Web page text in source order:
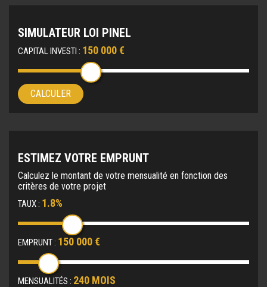
SIMULATEUR LOI PINEL
CAPITAL INVESTI : 150 000 €
CALCULER
ESTIMEZ VOTRE EMPRUNT
Calculez le montant de votre mensualité en fonction des
critères de votre projet
TAUX : 1.8%
EMPRUNT : 150 000 €
MENSUALITÉS : 240 MOIS